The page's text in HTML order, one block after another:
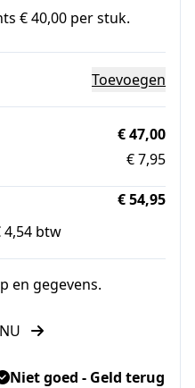
€ 40,00 per stuk.
Toevoegen
€ 47,00
€ 7,95
€ 54,95
4,54 btw
en gegevens.
Niet goed - Geld terug